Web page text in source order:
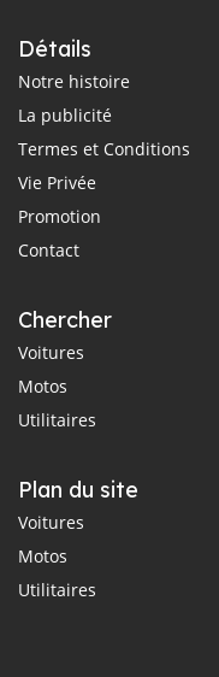
Détails
Notre histoire
La publicité
Termes et Conditions
Vie Privée
Promotion
Contact
Chercher
Voitures
Motos
Utilitaires
Plan du site
Voitures
Motos
Utilitaires